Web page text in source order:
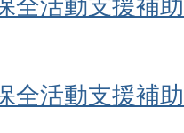
全活動支援補
全活動支援補